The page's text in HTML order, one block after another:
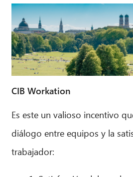
CIB Workation
Es este un valioso incentivo
diálogo entre equipos y la
trabajador: